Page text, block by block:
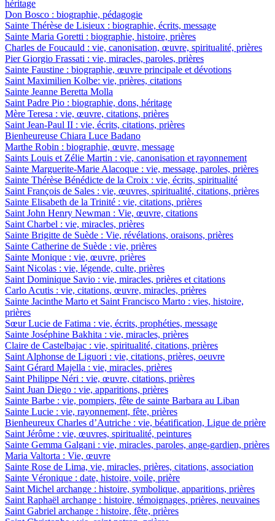
héritage
Don Bosco : biographie, pédagogie
Sainte Thérèse de Lisieux : biographie, écrits, message
Sainte Maria Goretti : biographie, histoire, prières
Charles de Foucauld : vie, canonisation, œuvre, spiritualité, prières
Pier Giorgio Frassati : vie, miracles, paroles, prières
Sainte Faustine : biographie, œuvre principale et dévotions
Saint Maximilien Kolbe: vie, prières, citations
Sainte Jeanne Beretta Molla
Saint Padre Pio : biographie, dons, héritage
Mère Teresa : vie, œuvre, citations, prières
Saint Jean-Paul II : vie, écrits, citations, prières
Bienheureuse Chiara Luce Badano
Marthe Robin : biographie, œuvre, message
Saints Louis et Zélie Martin : vie, canonisation et rayonnement
Sainte Marguerite-Marie Alacoque : vie, message, paroles, prières
Sainte Thérèse Bénédicte de la Croix : vie, écrits, spiritualité
Saint François de Sales : vie, œuvres, spiritualité, citations, prières
Sainte Elisabeth de la Trinité : vie, citations, prières
Saint John Henry Newman : Vie, œuvre, citations
Saint Charbel : vie, miracles, prières
Sainte Brigitte de Suède : Vie, révélations, oraisons, prières
Sainte Catherine de Suède : vie, prières
Sainte Monique : vie, œuvre, prières
Saint Nicolas : vie, légende, culte, prières
Saint Dominique Savio : vie, miracles, prières et citations
Carlo Acutis : vie, citations, œuvre, miracles, prières
Sainte Jacinthe Marto et Saint Francisco Marto : vies, histoire,
prières
Sœur Lucie de Fatima : vie, écrits, prophéties, message
Sainte Joséphine Bakhita : vie, miracles, prières
Claire de Castelbajac : vie, spiritualité, citations, prières
Saint Alphonse de Liguori : vie, citations, prières, oeuvre
Saint Gérard Majella : vie, miracles, prières
Saint Philippe Néri : vie, œuvre, citations, prières
Saint Juan Diego : vie, apparitions, prières
Sainte Barbe : vie, pompiers, fête de sainte Barbara au Liban
Sainte Lucie : vie, rayonnement, fête, prières
Bienheureux Charles d’Autriche : vie, béatification, Ligue de prière
Saint Jérôme : vie, œuvres, spiritualité, peintures
Sainte Gemma Galgani : vie, miracles, paroles, ange-gardien, prières
Maria Valtorta : Vie, œuvre
Sainte Rose de Lima, vie, miracles, prières, citations, association
Sainte Véronique : date, histoire, voile, prière
Saint Michel archange : histoire, symbolique, apparitions, prières
Saint Raphaël archange : histoire, témoignages, prières, neuvaines
Saint Gabriel archange : histoire, fête, prières